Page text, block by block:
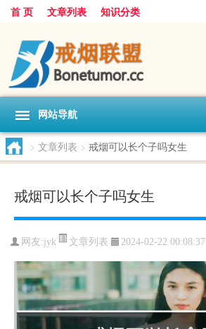
首 页 文章列表 知识分类
网站导航
> 文章列表 > 戒烟可以长个子吗女生
戒烟可以长个子吗女生
网友:jyk 文章列表 2024-02-22 00:08:37